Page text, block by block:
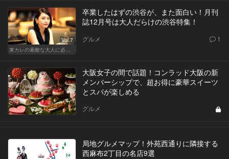
Vol.7
東カレの素敵な大人に必要なこと
卒業したはずの渋谷が、また面白い！月刊
誌12月号は大人だらけの渋谷特集！
グルメ 1
大阪女子の間で話題！コンラッド大阪の新
メンバーシップで、超お得に豪華スイーツ
とスパが楽しめる
グルメ
局地グルメマップ！外苑西通りに隣接する
西麻布2丁目の名店9選